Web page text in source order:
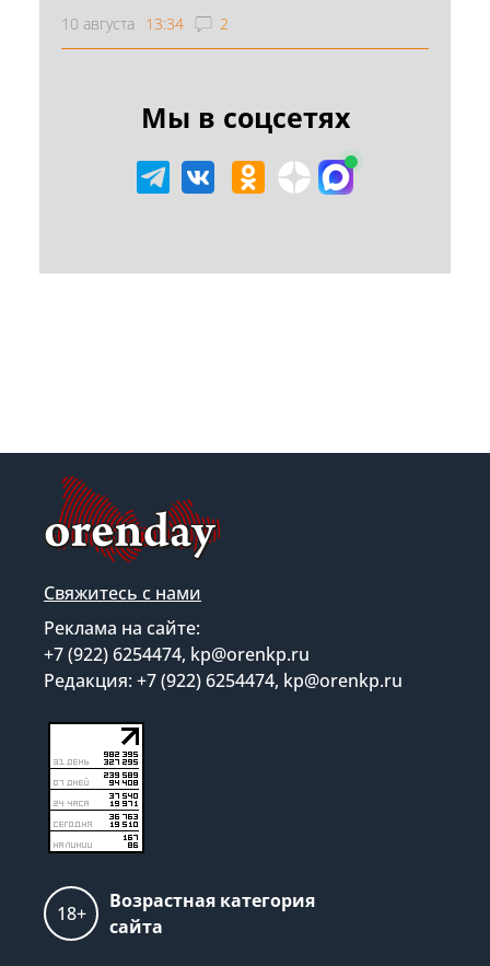
10 августа 13:34 2
Мы в соцсетях
Свяжитесь с нами
Реклама на сайте:
+7 (922) 6254474, kp@orenkp.ru
Редакция: +7 (922) 6254474, kp@orenkp.ru
18+
Возрастная категория
сайта